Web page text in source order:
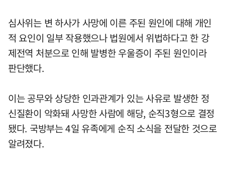
심사위는 변 하사가 사망에 이른 주된 원인에 대해 개인
적 요인이 일부 작용했으나 법원에서 위법하다고 한 강
제전역 처분으로 인해 발병한 우울증이 주된 원인이라
판단했다.
이는 공무와 상당한 인과관계가 있는 사유로 발생한 정
신질환이 악화돼 사망한 사람에 해당, 순직3형으로 결정
됐다. 국방부는 4일 유족에게 순직 소식을 전달한 것으로
알려졌다.